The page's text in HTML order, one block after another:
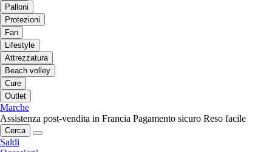
Palloni
Protezioni
Fan
Lifestyle
Attrezzatura
Beach volley
Cure
Outlet
Marche
Assistenza post-vendita in Francia Pagamento sicuro Reso facile
Cerca
Saldi